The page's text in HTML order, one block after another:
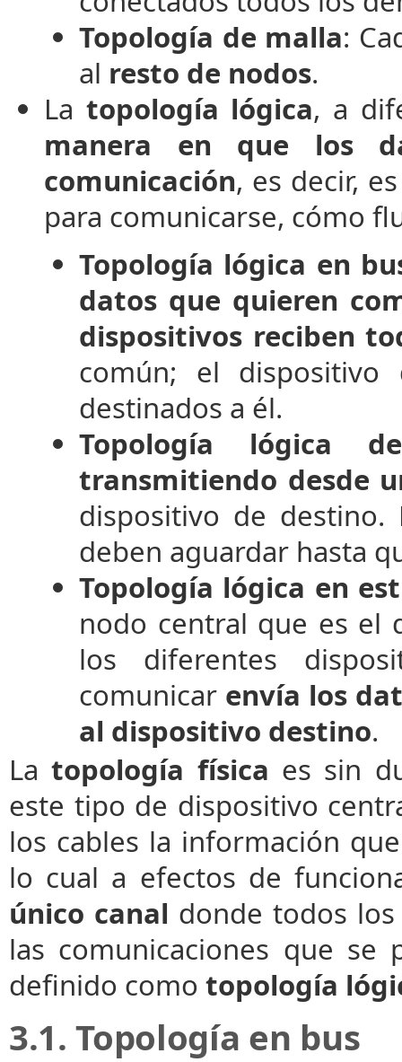
Topología de malla:
al resto de nodos.
La topología lógica, a
manera en que los
comunicación, es decir,
para comunicarse, cómo
Topología lógica en
datos que quieren
dispositivos reciben
común; el
destinados a él.
Topología lógica
transmitiendo desde
dispositivo de
deben aguardar hasta
Topología lógica en
nodo central que es el
los diferentes
comunicar envía los
al dispositivo destino.
Latopología física es sin
este tipo de dispositivo
los cables la información
lo cual a efectos de
único canal donde todos
las comunicaciones que
definido como topología
3.1. Topología en bus